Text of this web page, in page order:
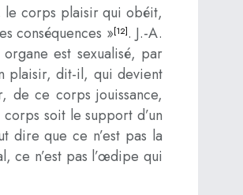
le corps plaisir qui obéit,
conséquences »[12]. J.-A.
est sexualisé, par
plaisir, dit-il, qui devient
de ce corps jouissance,
soit le support d’un
dire que ce n’est pas la
ce n’est pas l’œdipe qui